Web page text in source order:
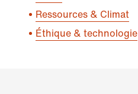
Ressources & Climat
Éthique & technologie